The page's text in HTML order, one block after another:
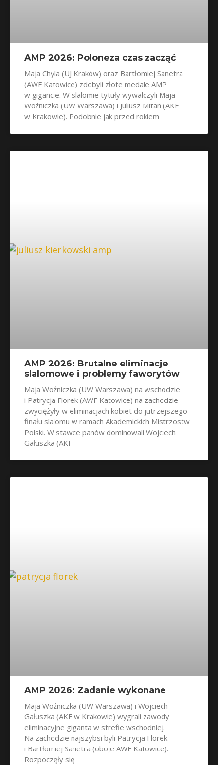
AMP 2026: Poloneza czas zacząć
Maja Chyla (UJ Kraków) oraz Bartłomiej Sanetra
(AWF Katowice) zdobyli złote medale AMP
w gigancie. W slalomie tytuły wywalczyli Maja
Woźniczka (UW Warszawa) i Juliusz Mitan (AKF
w Krakowie). Podobnie jak przed rokiem
AMP 2026: Brutalne eliminacje
slalomowe i problemy faworytów
Maja Woźniczka (UW Warszawa) na wschodzie
i Patrycja Florek (AWF Katowice) na zachodzie
zwyciężyły w eliminacjach kobiet do jutrzejszego
finału slalomu w ramach Akademickich Mistrzostw
Polski. W stawce panów dominowali Wojciech
Gałuszka (AKF
AMP 2026: Zadanie wykonane
Maja Woźniczka (UW Warszawa) i Wojciech
Gałuszka (AKF w Krakowie) wygrali zawody
eliminacyjne giganta w strefie wschodniej.
Na zachodzie najszybsi byli Patrycja Florek
i Bartłomiej Sanetra (oboje AWF Katowice).
Rozpoczęły się